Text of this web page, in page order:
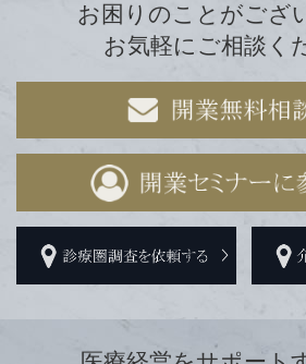
お困りのことがござ
お気軽にご相談く